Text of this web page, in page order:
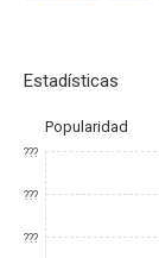
Estadísticas
Popularidad
???
???
???